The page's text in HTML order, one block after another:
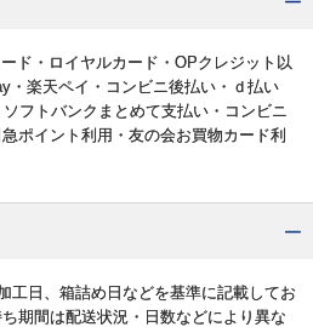
ド・ロイヤルカード・OPクレジット以
・楽天ペイ・コンビニ後払い・ｄ払い
ソフトバンクまとめて支払い・コンビニ
ポイント利用・友の会お買物カード利
工日、箱詰め日などを基準に記載してお
期間は配送状況・日数などにより異な